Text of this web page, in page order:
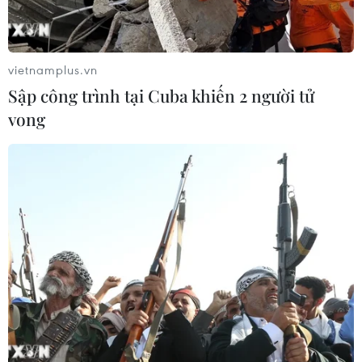
06/08/2026 11:20
Cao điểm "100 ngày chuyển đổi số":
Chuyển động từ cơ sở
06/08/2026 09:48
Israel và Việt Nam hợp tác trong
ngành bán dẫn và công nghệ cao
06/08/2026 09:40
Meta tung công cụ AI lập trình tự
động cho nhà phát triển
06/08/2026 06:40
vietnamplus.vn
Sập công trình tại Cuba khiến 2 người tử
vong